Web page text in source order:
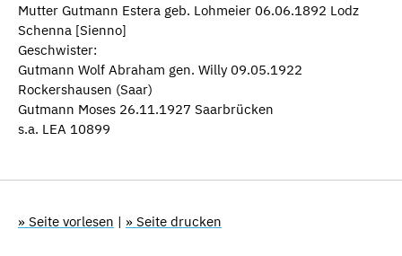
Mutter Gutmann Estera geb. Lohmeier 06.06.1892 Lodz
Schenna [Sienno]
Geschwister:
Gutmann Wolf Abraham gen. Willy 09.05.1922
Rockershausen (Saar)
Gutmann Moses 26.11.1927 Saarbrücken
s.a. LEA 10899
» Seite vorlesen | » Seite drucken